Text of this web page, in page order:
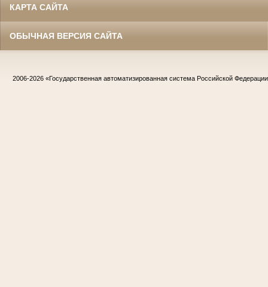
КАРТА САЙТА
ОБЫЧНАЯ ВЕРСИЯ САЙТА
2006-2026 «Государственная автоматизированная система Российской